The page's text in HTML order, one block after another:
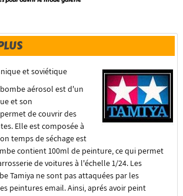
et soviétique
aérosol est d'un
et son
de couvrir des
Elle est composée à
temps de séchage est
contient 100ml de peinture, ce qui permet
de voitures à l'échelle 1/24. Les
Tamiya ne sont pas attaquées par les
peintures email. Ainsi, aprés avoir peint